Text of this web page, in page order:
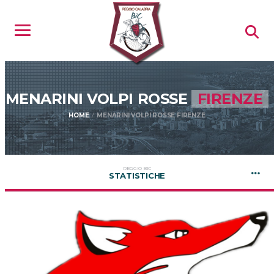
MENARINI VOLPI ROSSE FIRENZE
HOME MENARINI VOLPI ROSSE FIRENZE
REGGIO BIC
STATISTICHE